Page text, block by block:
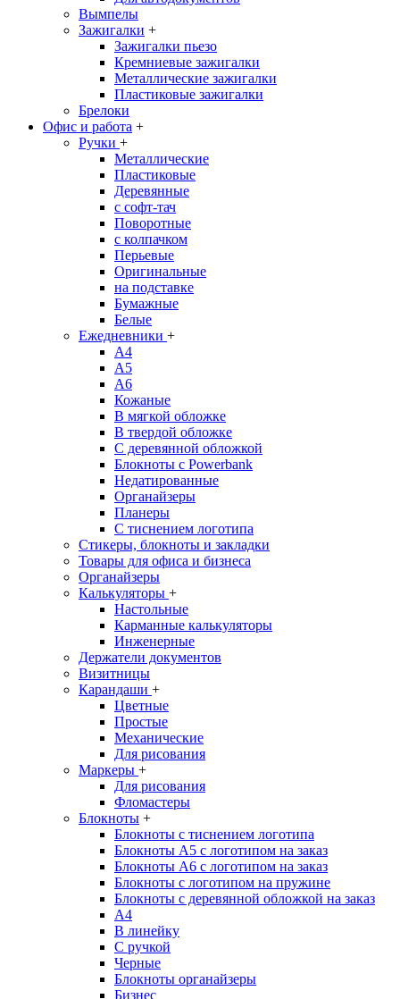
Вымпелы
Зажигалки +
Зажигалки пьезо
Кремниевые зажигалки
Металлические зажигалки
Пластиковые зажигалки
Брелоки
Офис и работа +
Ручки +
Металлические
Пластиковые
Деревянные
с софт-тач
Поворотные
с колпачком
Перьевые
Оригинальные
на подставке
Бумажные
Белые
Ежедневники +
A4
A5
A6
Кожаные
В мягкой обложке
В твердой обложке
С деревянной обложкой
Блокноты с Powerbank
Недатированные
Органайзеры
Планеры
С тиснением логотипа
Стикеры, блокноты и закладки
Товары для офиса и бизнеса
Органайзеры
Калькуляторы +
Настольные
Карманные калькуляторы
Инженерные
Держатели документов
Визитницы
Карандаши +
Цветные
Простые
Механические
Для рисования
Маркеры +
Для рисования
Фломастеры
Блокноты +
Блокноты с тиснением логотипа
Блокноты А5 с логотипом на заказ
Блокноты А6 с логотипом на заказ
Блокноты с логотипом на пружине
Блокноты с деревянной обложкой на заказ
A4
В линейку
С ручкой
Черные
Блокноты органайзеры
Бизнес